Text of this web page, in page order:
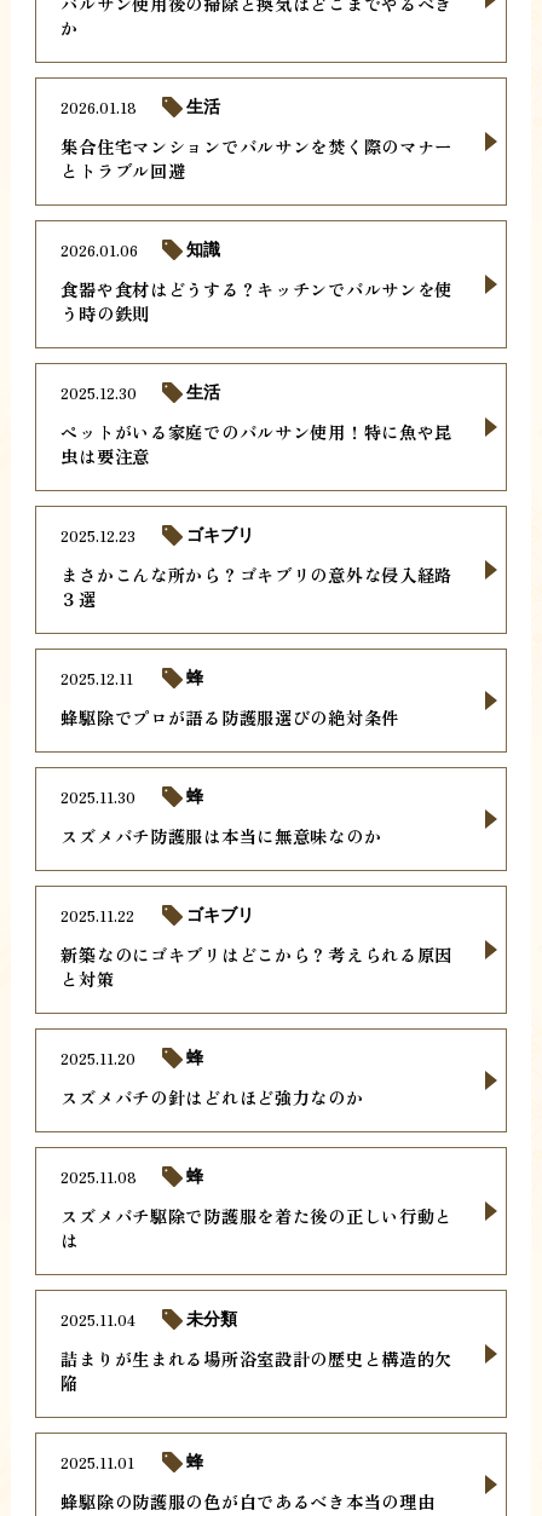
か
集合住宅マンションでバルサンを焚く際のマナー
とトラブル回避
2026.01.18 生活
食器や食材はどうする？キッチンでバルサンを使
う時の鉄則
2026.01.06 知識
ペットがいる家庭でのバルサン使用！特に魚や昆
虫は要注意
2025.12.30 生活
まさかこんな所から？ゴキブリの意外な侵入経路
３選
2025.12.23 ゴキブリ
蜂駆除でプロが語る防護服選びの絶対条件
2025.12.11 蜂
スズメバチ防護服は本当に無意味なのか
2025.11.30 蜂
新築なのにゴキブリはどこから？考えられる原因
と対策
2025.11.22 ゴキブリ
スズメバチの針はどれほど強力なのか
2025.11.20 蜂
スズメバチ駆除で防護服を着た後の正しい行動と
は
2025.11.08 蜂
詰まりが生まれる場所浴室設計の歴史と構造的欠
陥
2025.11.04 未分類
蜂駆除の防護服の色が白であるべき本当の理由
2025.11.01 蜂